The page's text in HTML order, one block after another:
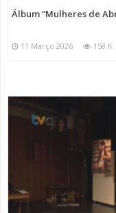
Álbum “Mulheres de
11 Março 2026 158 K